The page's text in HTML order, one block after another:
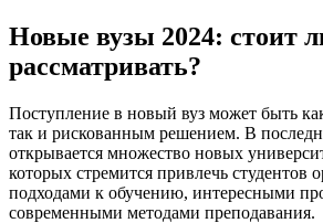
Новые вузы 2024: стоит
рассматривать?
Поступление в новый вуз может быть
так и рискованным решением. В
открывается множество новых
которых стремится привлечь студентов
подходами к обучению, интересными
современными методами преподавания.